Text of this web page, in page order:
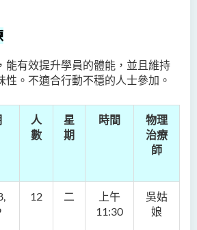
能有效提升學員的體能，並且維持
性。 不適合行動不穩的人士參加 。
人
數
星
期
時間
物理
治療
師
12 二
上午
11:30
吳姑
娘